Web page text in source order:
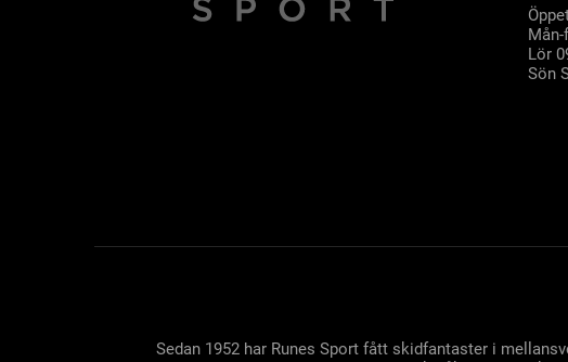
Lör
Sön
Sedan 1952 har Runes Sport fått skidfantaster i